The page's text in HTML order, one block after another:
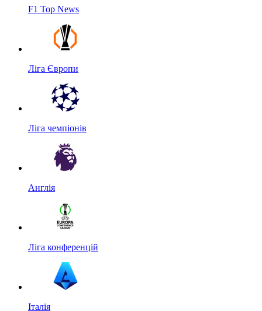
F1 Top News
Ліга Європи
Ліга чемпіонів
Англія
Ліга конференцій
Італія